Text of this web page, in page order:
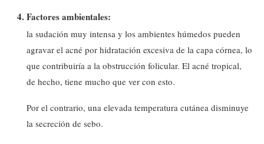
Factores ambientales:
la sudación muy intensa y los ambientes húmedos pueden
agravar el acné por hidratación excesiva de la capa córnea, lo
que contribuiría a la obstrucción folicular. El acné tropical,
de hecho, tiene mucho que ver con esto.
Por el contrario, una elevada temperatura cutánea disminuye
la secreción de sebo.